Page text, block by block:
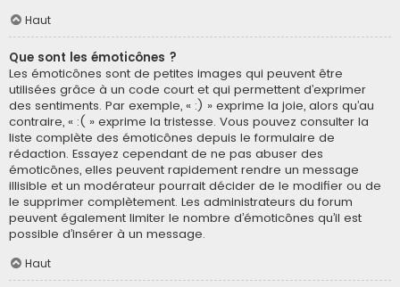
Haut
Que sont les émoticônes ?
Les émoticônes sont de petites images qui peuvent être
utilisées grâce à un code court et qui permettent d’exprimer
des sentiments. Par exemple, « :) » exprime la joie, alors qu’au
contraire, « :( » exprime la tristesse. Vous pouvez consulter la
liste complète des émoticônes depuis le formulaire de
rédaction. Essayez cependant de ne pas abuser des
émoticônes, elles peuvent rapidement rendre un message
illisible et un modérateur pourrait décider de le modifier ou de
le supprimer complètement. Les administrateurs du forum
peuvent également limiter le nombre d’émoticônes qu’il est
possible d’insérer à un message.
Haut